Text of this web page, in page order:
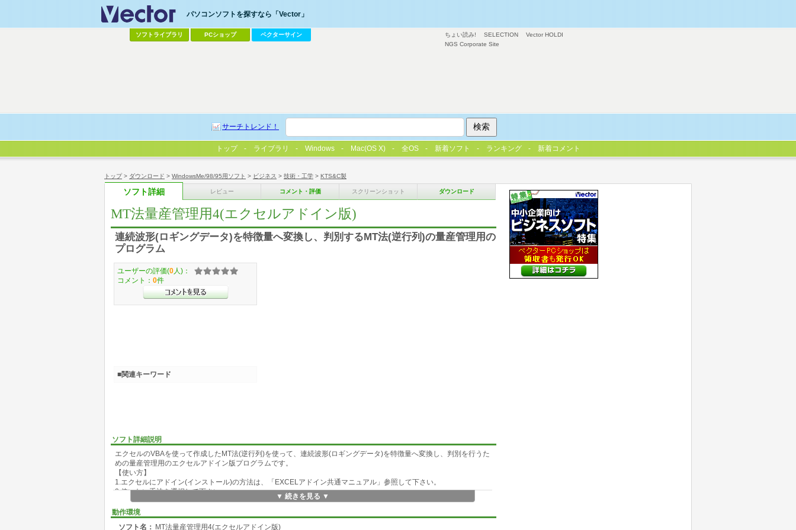
トップ> ダウンロード > WindowsMe/98/95用ソフト > ビジネス > 技術・工学 > KTS&C製
ソフト詳細 レビュー コメント・評価 スクリーンショット ダウンロード
MT法量産管理用4(エクセルアドイン版)
連続波形(ロギングデータ)を特徴量へ変換し、判別するMT法(逆行列)の量産管理用の
プログラム
ソフト詳細説明
エクセルのVBAを使って作成したMT法(逆行列)を使って、連続波形(ロギングデータ)を特徴量へ変換し、判別を行うた
めの量産管理用のエクセルアドイン版プログラムです。
【使い方】
1.エクセルにアドイン(インストール)の方法は、「EXCELアドイン共通マニュアル」参照して下さい。
2.使いたい手法を選択して下さい。
3.選択した手法を終了したいときには、「メニューへ」ボタンを押して下さい。
4.プログラムを終了するときには、「EXCELアドイン共通マニュアル」を参照し、アドインの選択を外して下さい。
5.エクセルのアドインから外す(アンインストール)方法は、「EXCELアドイン共通マニュアル」を参照し、プログラム
▼ 続きを見る ▼
動作環境
ソフト名： MT法量産管理用4(エクセルアドイン版)
ユーザーの評価(0 人)：
コメント： 0件
■関連キーワード
ちょい読み! SELECTION
Vector HOLDI
NGS Corporate Site
パソコンソフトを探すなら「Vector」
ソフトライブラリ PCショップ ベクターサイン
サーチトレンド！
トップ ライブラリ Windows Mac(OS X) 全OS 新着ソフト ランキング 新着コメント